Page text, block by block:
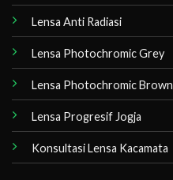
Lensa Anti Radiasi
Lensa Photochromic Grey
Lensa Photochromic Brown
Lensa Progresif Jogja
Konsultasi Lensa Kacamata